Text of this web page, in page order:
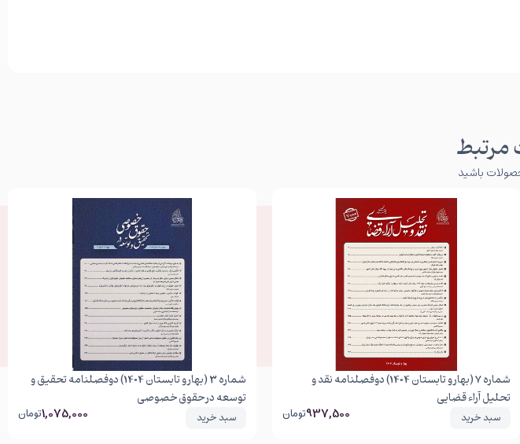
باشید
شماره 7 (بهار و تابستان 1404) دوفصلنامه نقد و
تحلیل آراء قضایی
سبد خرید 937,500تومان
شماره 3 (بهار و تابستان 1404) دوفصلنامه تحقیق و
توسعه در حقوق خصوصی
سبد خرید 1,075,000تومان